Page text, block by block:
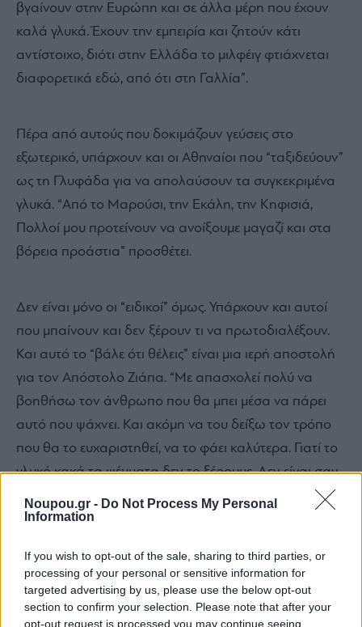
Noupou.gr - Do Not Process My Personal
Information
If you wish to opt-out of the sale, sharing to third parties, or
processing of your personal or sensitive information for
targeted advertising by us, please use the below opt-out
section to confirm your selection. Please note that after your
opt-out request is processed you may continue seeing
βγαίνουν στην Ευρώπη και σε άλλα μέρη που έχουν
καλά γλυκά. Έχουν την εμπειρία και ζητούν κάτι
αντίστοιχο, διότι στην Ελλάδα το μιλφέιγ φτιάχνεται
διαφορετικά εδώ, από ότι στη Γαλλία”.
Πέρα από αυτούς που δοκιμάζουν γεύσεις στο
εξωτερικό, υπάρχουν και οι Αθηναίοι που “ταξιδεύουν”
ως τη Γλυφάδα για να απολαύσουν τα συγκεκριμένα
γλυκά. “Από το Μαρούσι, την Εκάλη, την Κηφισιά,
Πολλοί μου προτείνουν να ανοίξουμε μαγαζί και στα
βόρεια προάστια” προσθέτει.
Δεν είναι μόνο οι “ειδικοί” όμως. Υπάρχουν και αυτοί
που μπαίνουν και δεν ξέρουν τι να πρωτοδιαλέξουν.
Και αυτό το “βάλε ότι θέλεις” είναι μια ιερή αποστολή
για τον Απόστολο Ζιάπα. “Με απασχολεί πολύ να
βοηθήσω τον άνθρωπο που θα μπει μέσα να πάρει
αυτό που ψάχνει. Και ακόμη να του δείξω τον τρόπο
που θα το ευχαριστηθεί, να το φάει καλύτερα. Γιατί το
γλυκό κακά τα ψέμματα δεν το ξέρουμε. Δεν είναι σαν
το κρέας ή το ψάρι. Δεν έχει ρίζα ελληνικά, αλλά
γαλλική και ιταλική. Εμείς μεταποιούμε τις συνταγές.
θερμοκρασία που πρέπει να τρώμε ένα συγκεκριμένο
γλυκό ή για παράδειγμα το παγωτό. Από την άλλη
ξέρουμε το προφιτερόλ, αλλά όχι το κανονικό. Στόχος